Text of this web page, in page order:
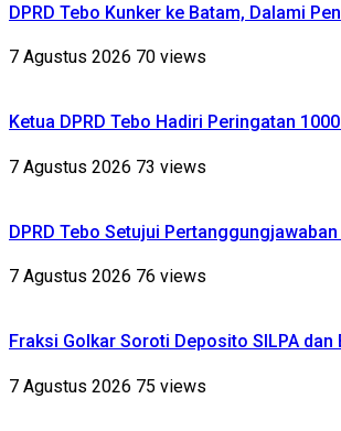
DPRD Tebo Kunker ke Batam, Dalami
7 Agustus 2026 70 views
Ketua DPRD Tebo Hadiri Peringatan
7 Agustus 2026 73 views
DPRD Tebo Setujui
7 Agustus 2026 76 views
Fraksi Golkar Soroti Deposito SILPA
7 Agustus 2026 75 views